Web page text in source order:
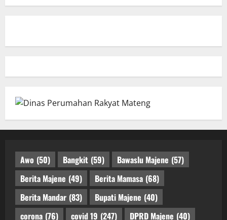
Awo (50) Bangkit (59) Bawaslu Majene (57)
Berita Majene (49) Berita Mamasa (68)
Berita Mandar (83) Bupati Majene (40)
corona (76) covid 19 (247) DPRD Majene (40)